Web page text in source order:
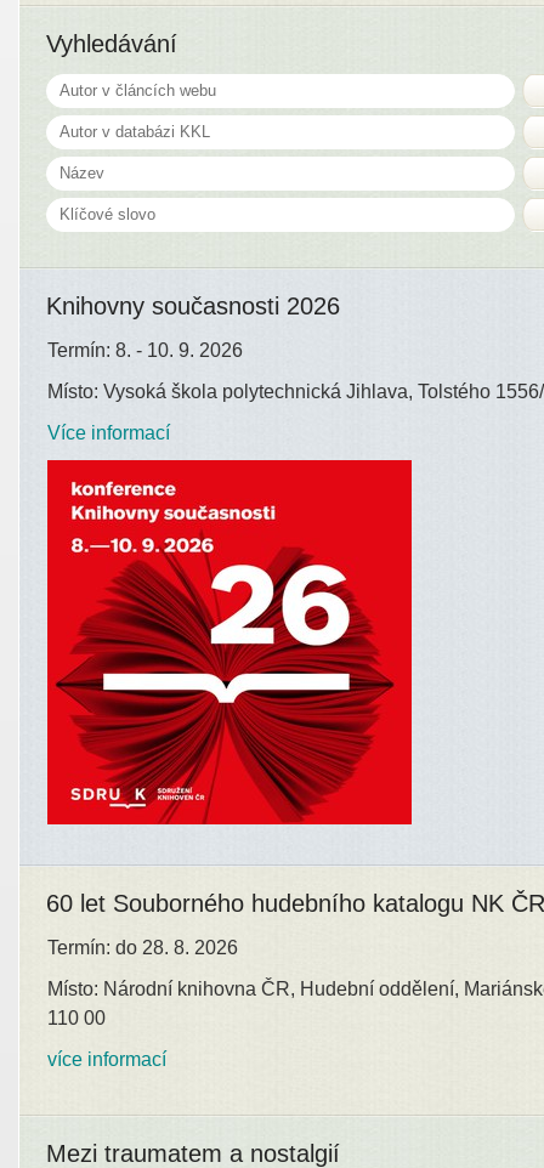
Vyhledávání
Knihovny současnosti 2026
Termín: 8. - 10. 9. 2026
Místo: Vysoká škola polytechnická Jihlava, Tolstého
Více informací
60 let Souborného hudebního katalogu NK ČR
Termín: do 28. 8. 2026
Místo: Národní knihovna ČR, Hudební oddělení,
110 00
více informací
Mezi traumatem a nostalgií